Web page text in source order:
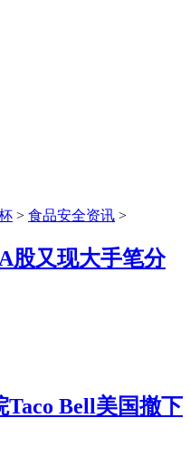
> 食品安全资讯 >
股又现大手笔分
Taco Bell美国撤下